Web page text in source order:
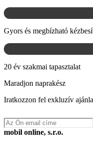
Gyors és megbízható
20 év szakmai tapasztalat
Maradjon naprakész
Iratkozzon fel exkluzív
mobil online, s.r.o.